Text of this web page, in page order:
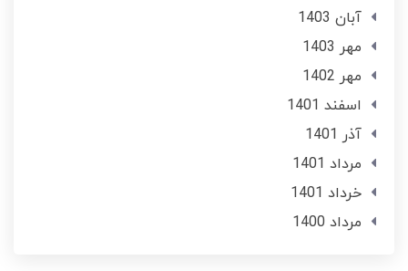
آبان 1403
مهر 1403
مهر 1402
اسفند 1401
آذر 1401
مرداد 1401
خرداد 1401
مرداد 1400